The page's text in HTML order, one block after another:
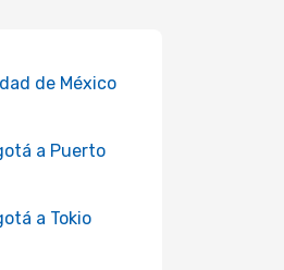
de México
a Puerto
a Tokio